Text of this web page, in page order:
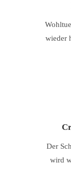
wieder
Der
wird